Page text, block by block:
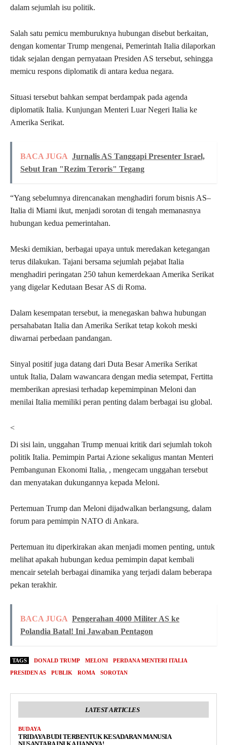
dalam sejumlah isu politik.
Salah satu pemicu memburuknya hubungan disebut berkaitan,
dengan komentar Trump mengenai, Pemerintah Italia dilaporkan
tidak sejalan dengan pernyataan Presiden AS tersebut, sehingga
memicu respons diplomatik di antara kedua negara.
Situasi tersebut bahkan sempat berdampak pada agenda
diplomatik Italia. Kunjungan Menteri Luar Negeri Italia ke
Amerika Serikat.
BACA JUGA Jurnalis AS Tanggapi Presenter Israel,
Sebut Iran "Rezim Teroris" Tegang
“Yang sebelumnya direncanakan menghadiri forum bisnis AS–
Italia di Miami ikut, menjadi sorotan di tengah memanasnya
hubungan kedua pemerintahan.
Meski demikian, berbagai upaya untuk meredakan ketegangan
terus dilakukan. Tajani bersama sejumlah pejabat Italia
menghadiri peringatan 250 tahun kemerdekaan Amerika Serikat
yang digelar Kedutaan Besar AS di Roma.
Dalam kesempatan tersebut, ia menegaskan bahwa hubungan
persahabatan Italia dan Amerika Serikat tetap kokoh meski
diwarnai perbedaan pandangan.
Sinyal positif juga datang dari Duta Besar Amerika Serikat
untuk Italia, Dalam wawancara dengan media setempat, Fertitta
memberikan apresiasi terhadap kepemimpinan Meloni dan
menilai Italia memiliki peran penting dalam berbagai isu global.
<
Di sisi lain, unggahan Trump menuai kritik dari sejumlah tokoh
politik Italia. Pemimpin Partai Azione sekaligus mantan Menteri
Pembangunan Ekonomi Italia, , mengecam unggahan tersebut
dan menyatakan dukungannya kepada Meloni.
Pertemuan Trump dan Meloni dijadwalkan berlangsung, dalam
forum para pemimpin NATO di Ankara.
Pertemuan itu diperkirakan akan menjadi momen penting, untuk
melihat apakah hubungan kedua pemimpin dapat kembali
mencair setelah berbagai dinamika yang terjadi dalam beberapa
pekan terakhir.
BACA JUGA Pengerahan 4000 Militer AS ke
Polandia Batal! Ini Jawaban Pentagon
TAGS DONALD TRUMP MELONI
PERDANA MENTERI ITALIA
PRESIDEN AS
PUBLIK ROMA SOROTAN
LATEST ARTICLES
BUDAYA
TRIDAYA BUDI TERBENTUK KESADARAN MANUSIA